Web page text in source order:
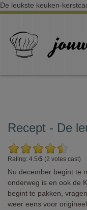
De leukste keuken-
Recept - De
Rating: 4.5/5 (2 votes cast)
Nu december begint te
onderweg is en ook de
begint te pakken,
weer eens voor